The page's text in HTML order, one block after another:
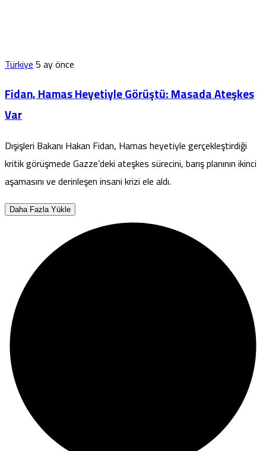
Türkiye5 ay önce
Fidan, Hamas Heyetiyle Görüştü: Masada Ateşkes
Var
Dışişleri Bakanı Hakan Fidan, Hamas heyetiyle gerçekleştirdiği
kritik görüşmede Gazze’deki ateşkes sürecini, barış planının ikinci
aşamasını ve derinleşen insani krizi ele aldı.
Daha Fazla Yükle